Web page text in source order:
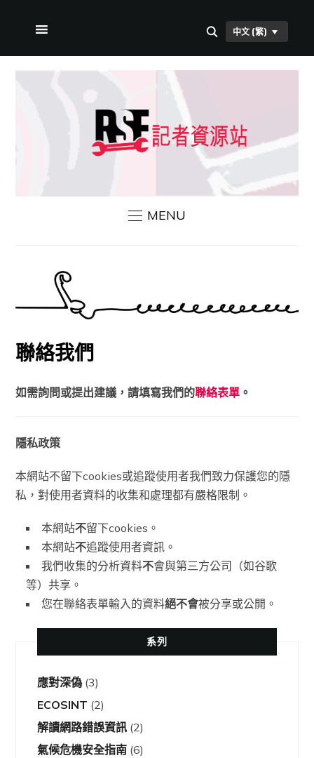
首頁
中文 (繁)
MENU
聯絡我們
如需詢問或提出建議，請填寫我們的聯絡表單 。
隱私政策
本網站不留下cookies或追蹤使用者我們致力保護您的隱
私，對使用者資料的收集和處理都有嚴格限制。
本網站不留下cookies。
本網站不追蹤使用者資訊。
我們收集的分析資料不會與第三方公司（如谷歌
等）共享。
您在聯絡表單輸入的資料絕不會被分享或公開。
系列
應對深偽 (3)
ECOSINT (2)
解讀網路錯誤資訊 (2)
氣候危機安全指南 (6)